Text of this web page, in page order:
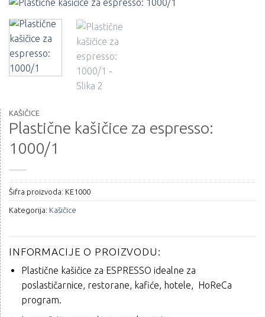
KAŠIČICE
Plastične kašičice za espresso:
1000/1
Šifra proizvoda: KE1000
Kategorija: Kašičice
INFORMACIJE O PROIZVODU:
Plastične kašičice za ESPRESSO idealne za
poslastičarnice, restorane, kafiće, hotele, HoReCa
program.